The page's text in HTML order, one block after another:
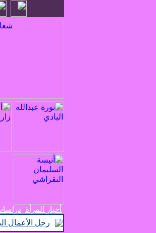
أخبار المرأة
رجل الأعمال